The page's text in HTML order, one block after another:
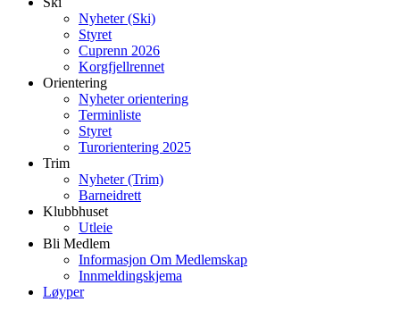
Nyheter (Ski)
Styret
Cuprenn 2026
Korgfjellrennet
Orientering
Nyheter orientering
Terminliste
Styret
Turorientering 2025
Trim
Nyheter (Trim)
Barneidrett
Klubbhuset
Utleie
Bli Medlem
Informasjon Om Medlemskap
Innmeldingskjema
Løyper